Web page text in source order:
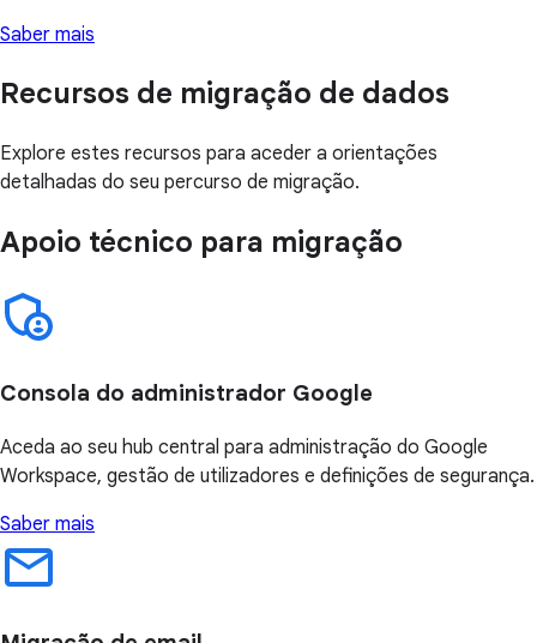
Saber mais
Recursos de migração de dados
Explore estes recursos para aceder a orientações
detalhadas do seu percurso de migração.
Apoio técnico para migração
Consola do administrador Google
Aceda ao seu hub central para administração do Google
Workspace, gestão de utilizadores e definições de segurança.
Saber mais